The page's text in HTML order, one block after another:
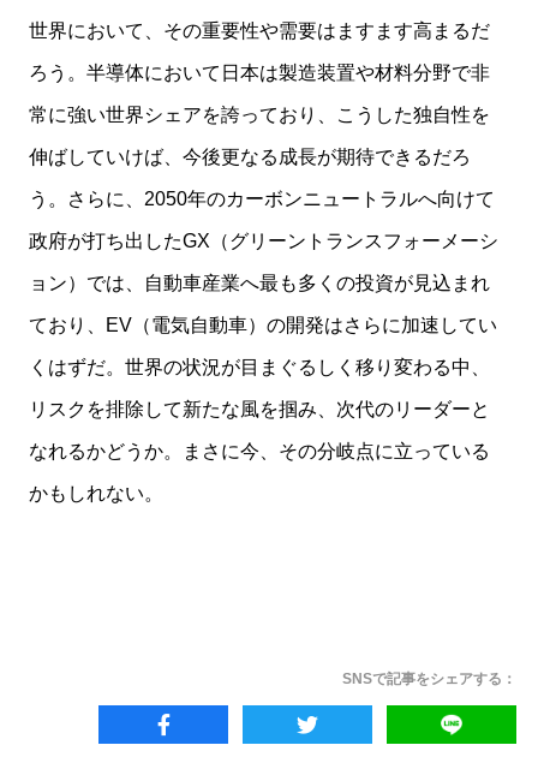
世界において、その重要性や需要はますます高まるだ
ろう。半導体において日本は製造装置や材料分野で非
常に強い世界シェアを誇っており、こうした独自性を
伸ばしていけば、今後更なる成長が期待できるだろ
う。さらに、2050年のカーボンニュートラルへ向けて
政府が打ち出したGX（グリーントランスフォーメーシ
ョン）では、自動車産業へ最も多くの投資が見込まれ
ており、EV（電気自動車）の開発はさらに加速してい
くはずだ。世界の状況が目まぐるしく移り変わる中、
リスクを排除して新たな風を掴み、次代のリーダーと
なれるかどうか。まさに今、その分岐点に立っている
かもしれない。
SNSで記事をシェアする：